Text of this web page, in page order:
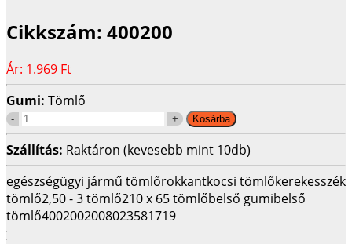
Cikkszám: 400200
Ár: 1.969 Ft
Gumi: Tömlő
Szállítás: Raktáron (kevesebb mint 10db)
egészségügyi jármű tömlőrokkantkocsi tömlőkerekesszék
tömlő2,50 - 3 tömlő210 x 65 tömlőbelső gumibelső
tömlő4002002008023581719